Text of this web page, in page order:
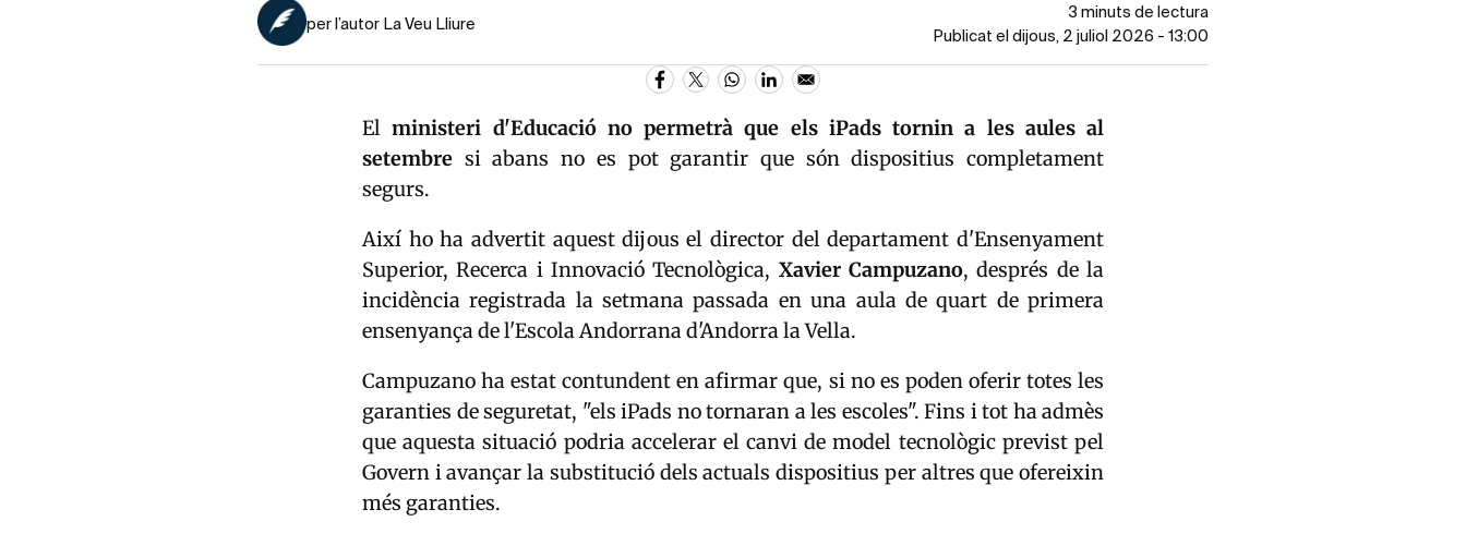
per l’autor La Veu Lliure
3 minuts de lectura
Publicat el dijous, 2 juliol 2026 - 13:00
Elministeri d'Educació no permetrà que els iPads tornin a les aules al
setembre si abans no es pot garantir que són dispositius completament
segurs.
Així ho ha advertit aquest dijous el director del departament d'Ensenyament
Superior, Recerca i Innovació Tecnològica, Xavier Campuzano, després de la
incidència registrada la setmana passada en una aula de quart de primera
ensenyança de l'Escola Andorrana d'Andorra la Vella.
Campuzano ha estat contundent en afirmar que, si no es poden oferir totes les
garanties de seguretat, "els iPads no tornaran a les escoles". Fins i tot ha admès
que aquesta situació podria accelerar el canvi de model tecnològic previst pel
Govern i avançar la substitució dels actuals dispositius per altres que ofereixin
més garanties.